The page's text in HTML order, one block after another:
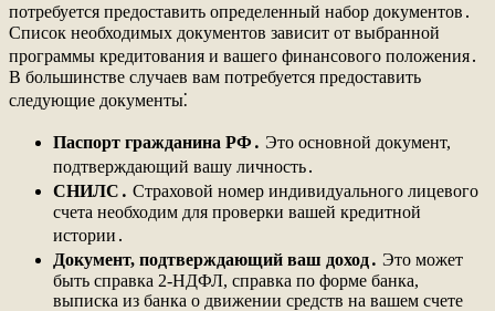
потребуется предоставить определенный набор документов․
Список необходимых документов зависит от выбранной
программы кредитования и вашего финансового положения․
В большинстве случаев вам потребуется предоставить
следующие документы⁚
Паспорт гражданина РФ․ Это основной документ,
подтверждающий вашу личность․
СНИЛС․ Страховой номер индивидуального лицевого
счета необходим для проверки вашей кредитной
истории․
Документ, подтверждающий ваш доход․ Это может
быть справка 2-НДФЛ, справка по форме банка,
выписка из банка о движении средств на вашем счете